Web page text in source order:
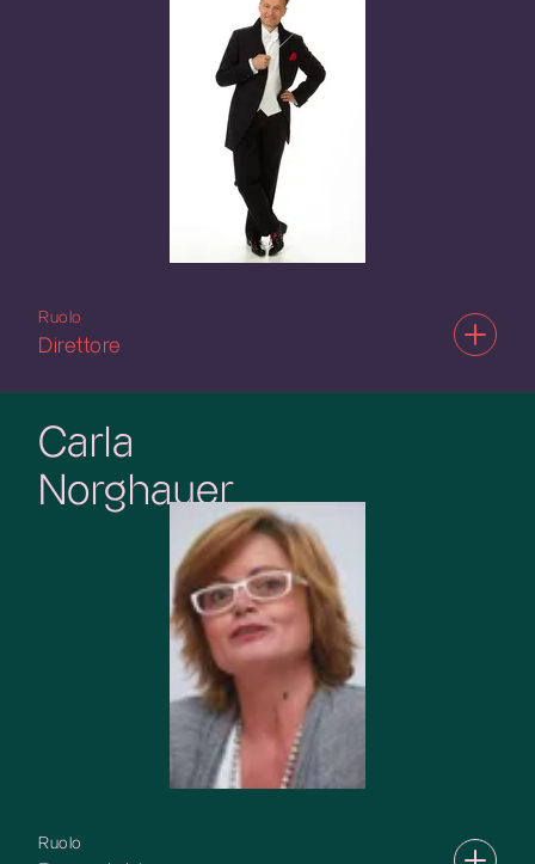
Ruolo
Direttore
Carla
Norghauer
Ruolo